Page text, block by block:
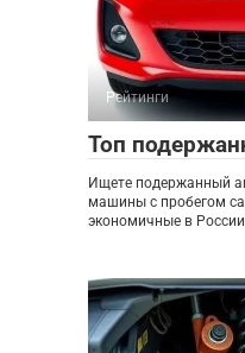
Рейтинги
Топ
Ищете подержанный
машины с пробегом
экономичные в России